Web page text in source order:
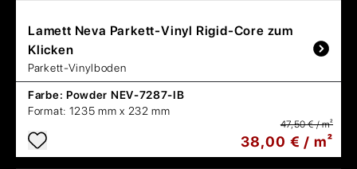
Lamett Neva Parkett-Vinyl Rigid-Core zum
Klicken
Parkett-Vinylboden
Farbe: Powder NEV-7287-IB
Format: 1235 mm x 232 mm
47,50 € / m²
38,00 € / m²